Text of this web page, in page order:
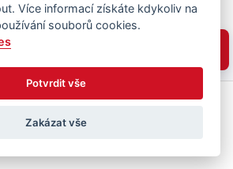
Vyberte místa
Více informací získáte kdykoliv na
souborů cookies.
Potvrdit vše
Zakázat vše